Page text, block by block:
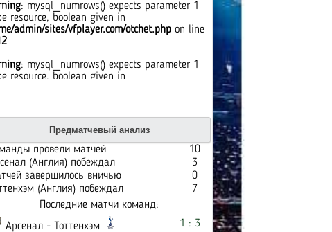
: mysql_numrows() expects parameter 1
resource, boolean given in
admin/sites/vfplayer.com/otchet.php on line
: mysql_numrows() expects parameter 1
resource, boolean given in
: mysql_numrows() expects parameter 1
resource, boolean given in
admin/sites/vfplayer.com/otchet.php
on line
: mysql_numrows() expects parameter 1
resource, boolean given in
admin/sites/vfplayer.com/otchet.php
Предматчевый анализ
провели матчей
10
(Англия) побеждал
3
завершилось вничью
0
(Англия) побеждал
7
Последние матчи команд:
Арсенал - Тоттенхэм
1 : 3